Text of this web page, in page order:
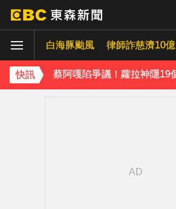
白海豚颱風 律師詐慈濟10億
快訊